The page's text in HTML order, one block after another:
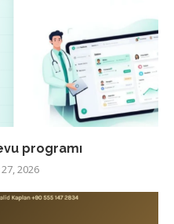
programı
2026